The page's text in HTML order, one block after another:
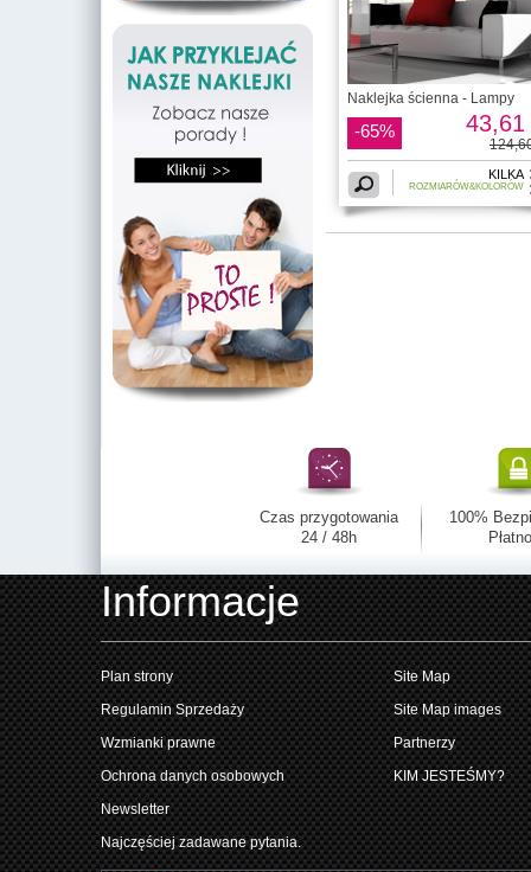
Naklejka ścienna - Lampy
-65% 43,61
KILKA
ROZMIARÓW&KOLORÓW
Czas przygotowania
24 / 48h
100%
Informacje
Plan strony
Regulamin Sprzedaży
Wzmianki prawne
Ochrona danych osobowych
Newsletter
Najczęściej zadawane pytania.
Site Map
Site Map images
Partnerzy
KIM JESTEŚMY?